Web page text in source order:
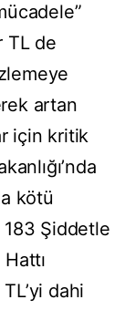
TL de
artan
için kritik
kötü
183 Şiddetle
dahi